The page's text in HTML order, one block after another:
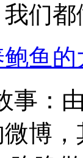
们都
鱼
事：
博